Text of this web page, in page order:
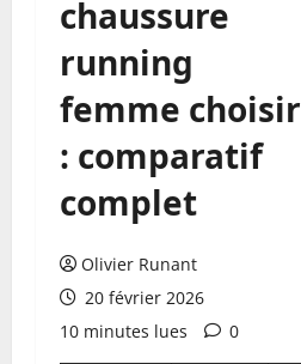
chaussure
running
femme choisir
: comparatif
complet
Olivier Runant
20 février 2026
10 minutes lues
0